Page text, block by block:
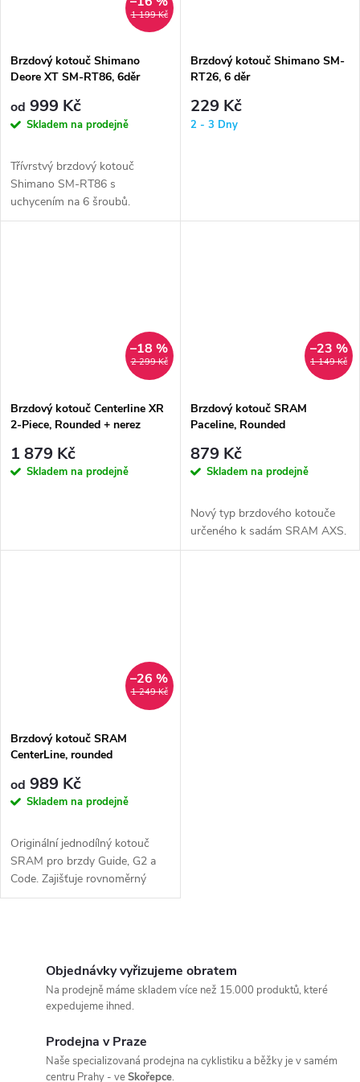
1 199 Kč
Brzdový kotouč Shimano
Deore XT SM-RT86, 6děr
od 999 Kč
Skladem na prodejně
Třívrstvý brzdový kotouč
Shimano SM-RT86 s
uchycením na 6 šroubů.
Brzdový kotouč Shimano SM-
RT26, 6 děr
229 Kč
2 - 3 Dny
2 299 Kč
–18 %
Brzdový kotouč Centerline XR
2-Piece, Rounded + nerez
1 879 Kč
Skladem na prodejně
1 149 Kč
–23 %
Brzdový kotouč SRAM
Paceline, Rounded
879 Kč
Skladem na prodejně
Nový typ brzdového kotouče
určeného k sadám SRAM AXS.
1 249 Kč
–26 %
Brzdový kotouč SRAM
CenterLine, rounded
od 989 Kč
Skladem na prodejně
Originální jednodílný kotouč
SRAM pro brzdy Guide, G2 a
Code. Zajišťuje rovnoměrný
brzdný účinek a tření destiček
Objednávky vyřizujeme obratem
Na prodejně máme skladem více než 15.000 produktů, které
expedujeme ihned.
Prodejna v Praze
Naše specializovaná prodejna na cyklistiku a běžky je v samém
centru Prahy - veSkořepce.